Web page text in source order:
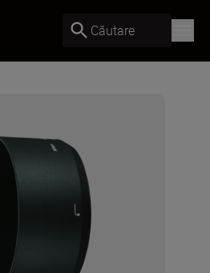
Căutare